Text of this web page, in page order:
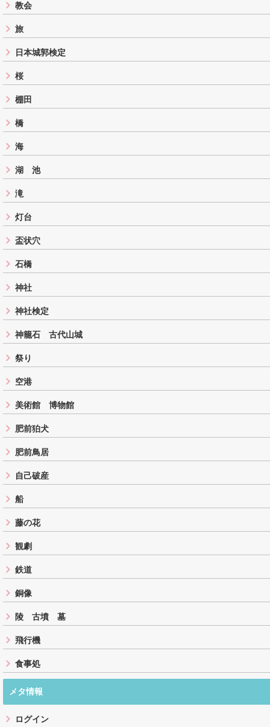
教会
旅
日本城郭検定
桜
棚田
橋
海
湖 池
滝
灯台
盃状穴
石橋
神社
神社検定
神籠石 古代山城
祭り
空港
美術館 博物館
肥前狛犬
肥前鳥居
自己破産
船
藤の花
観劇
鉄道
銅像
陵 古墳 墓
飛行機
食事処
メタ情報
ログイン